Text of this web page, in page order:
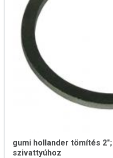
gumi hollander tömítés 2";
szivattyúhoz